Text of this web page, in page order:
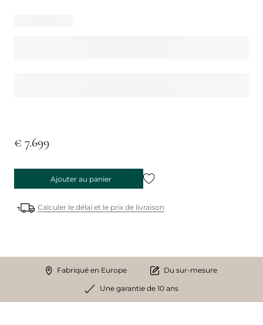
€ 7.699
Ajouter au panier
Calculer le délai et le prix de livraison
Fabriqué en Europe Du sur-mesure
Une garantie de 10 ans